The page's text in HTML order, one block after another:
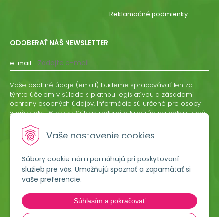
Vaše nastavenie cookies
Súbory cookie nám pomáhajú pri poskytovaní
služieb pre vás. Umožňujú spoznať a zapamätať si
vaše preferencie.
Súhlasím a pokračovať
Lumigreen, s.r.o.
Hradská 535
Reklamačné podmienky
ODOBERAŤ NÁŠ NEWSLETTER
e-mail
ODOBERAŤ
Vaše osobné údaje (email) budeme spracovávať len za
týmto účelom v súlade s platnou legislatívou a zásadami
ochrany osobných údajov. Informácie sú určené pre osoby
staršie ako 16 rokov. Súhlas potvrdíte kliknutím na odkaz, ktorý
odvolať písomne, emailom alebo kliknutím na odkaz z
ktoréhokoľvek informačného emailu.